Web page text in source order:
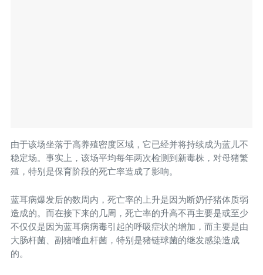
由于该场坐落于高养殖密度区域，它已经并将持续成为蓝儿不
稳定场。事实上，该场平均每年两次检测到新毒株，对母猪繁
殖，特别是保育阶段的死亡率造成了影响。
蓝耳病爆发后的数周内，死亡率的上升是因为断奶仔猪体质弱
造成的。而在接下来的几周，死亡率的升高不再主要是或至少
不仅仅是因为蓝耳病病毒引起的呼吸症状的增加，而主要是由
大肠杆菌、副猪嗜血杆菌，特别是猪链球菌的继发感染造成
的。